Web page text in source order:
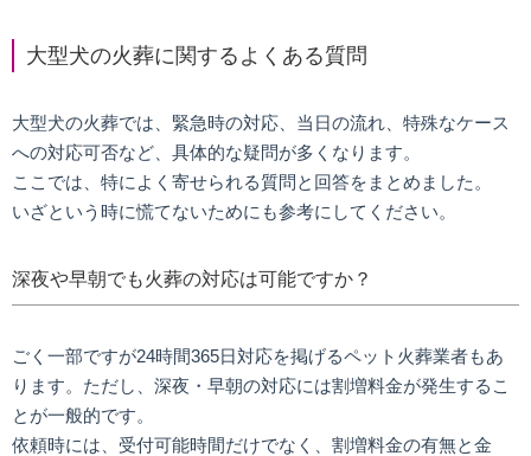
大型犬の火葬に関するよくある質問
大型犬の火葬では、緊急時の対応、当日の流れ、特殊なケース
への対応可否など、具体的な疑問が多くなります。
ここでは、特によく寄せられる質問と回答をまとめました。
いざという時に慌てないためにも参考にしてください。
深夜や早朝でも火葬の対応は可能ですか？
ごく一部ですが24時間365日対応を掲げるペット火葬業者もあ
ります。ただし、深夜・早朝の対応には割増料金が発生するこ
とが一般的です。
依頼時には、受付可能時間だけでなく、割増料金の有無と金